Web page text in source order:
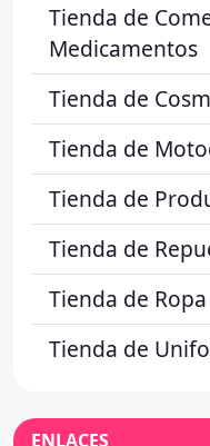
Tienda de
Medicamentos
Tienda de
Tienda de
Tienda de
Tienda de
Tienda de Ropa
Tienda de
ENLACES